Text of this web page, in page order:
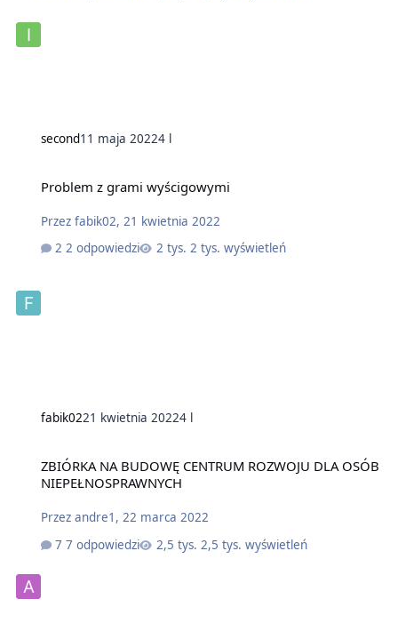
second11 maja 20224 l
Problem z grami wyścigowymi
Przez fabik02, 21 kwietnia 2022
2 odpowiedzi
2 tys. wyświetleń
fabik0221 kwietnia 20224 l
ZBIÓRKA NA BUDOWĘ CENTRUM ROZWOJU DLA OSÓB
NIEPEŁNOSPRAWNYCH
Przez andre1 , 22 marca 2022
7 odpowiedzi
2,5 tys. wyświetleń